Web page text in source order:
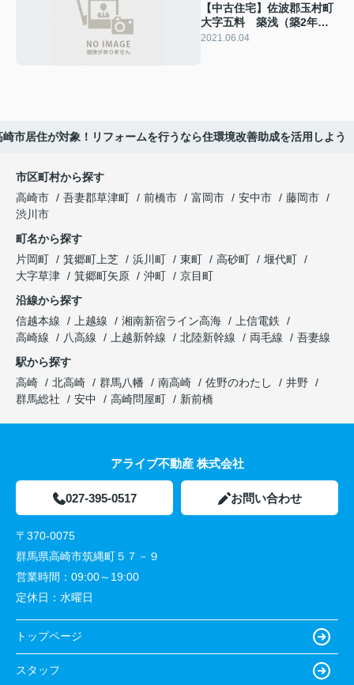
【中古住宅】佐波郡玉村町
大字五料 築浅（築2年）
４LDK
2021.06.04
崎市居住が対象！リフォームを行うなら住環境改善助成を活用しよう
市区町村から探す
高崎市
吾妻郡草津町 前橋市 富岡市 安中市
藤岡市
渋川市
町名から探す
片岡町
箕郷町上芝 浜川町 東町 高砂町
堰代町
大字草津
箕郷町矢原 沖町
京目町
沿線から探す
信越本線
上越線 湘南新宿ライン高海
上信電鉄
高崎線
八高線 上越新幹線 北陸新幹線 両毛線
吾妻線
駅から探す
高崎
北高崎 群馬八幡 南高崎 佐野のわたし
井野
群馬総社
安中 高崎問屋町 新前橋
アライブ不動産 株式会社
027-395-0517 お問い合わせ
〒370-0075
群馬県高崎市筑縄町５７－９
営業時間： 09:00～19:00
定休日： 水曜日
トップページ
スタッフ